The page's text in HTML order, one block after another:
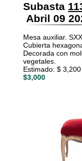
Subasta
Abril 09
Mesa auxiliar.
Cubierta
Decorada con
vegetales.
Estimado: $
$3,000